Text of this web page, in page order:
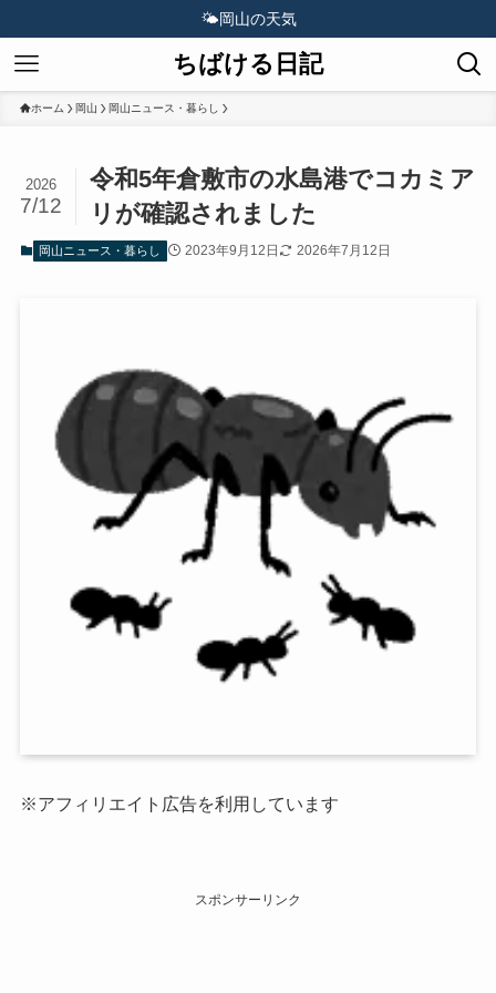
🌤️岡山の天気
ちばける日記
ホーム 岡山 岡山ニュース・暮らし
令和5年倉敷市の水島港でコカミア
リが確認されました
2026
7/12
岡山ニュース・暮らし 2023年9月12日 2026年7月12日
※アフィリエイト広告を利用しています
スポンサーリンク